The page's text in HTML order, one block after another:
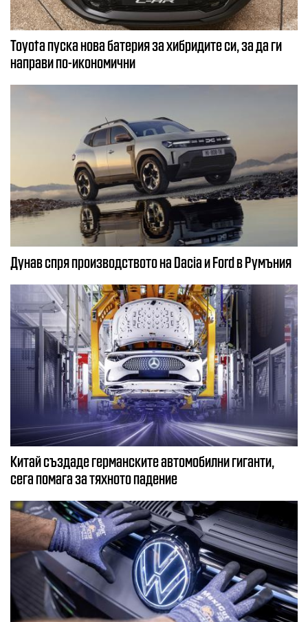
Toyota пуска нова батерия за хибридите си, за да ги
направи по-икономични
Дунав спря производството на Dacia и Ford в Румъния
Китай създаде германските автомобилни гиганти,
сега помага за тяхното падение